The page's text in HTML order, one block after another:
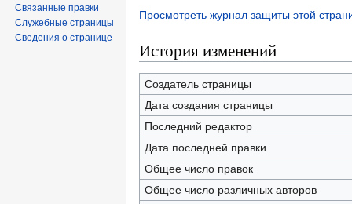
Просмотреть журнал защиты этой
История изменений
Создатель страницы
Дата создания страницы
Последний редактор
Дата последней правки
Общее число правок
Общее число различных авторов
Связанные правки
Служебные страницы
Сведения о странице